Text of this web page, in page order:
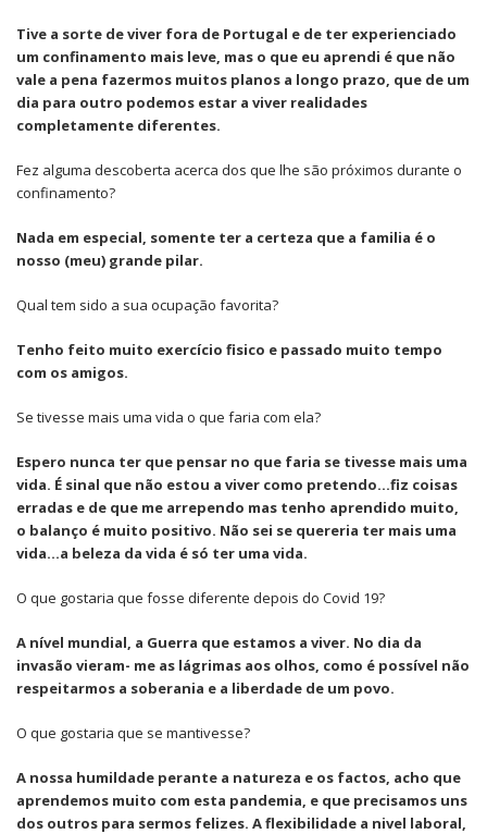
Tive a sorte de viver fora de Portugal e de ter experienciado
um confinamento mais leve, mas o que eu aprendi é que não
vale a pena fazermos muitos planos a longo prazo, que de um
dia para outro podemos estar a viver realidades
completamente diferentes.
Fez alguma descoberta acerca dos que lhe são próximos durante o
confinamento?
Nada em especial, somente ter a certeza que a familia é o
nosso (meu) grande pilar.
Qual tem sido a sua ocupação favorita?
Tenho feito muito exercício fisico e passado muito tempo
com os amigos.
Se tivesse mais uma vida o que faria com ela?
Espero nunca ter que pensar no que faria se tivesse mais uma
vida. É sinal que não estou a viver como pretendo…fiz coisas
erradas e de que me arrependo mas tenho aprendido muito,
o balanço é muito positivo. Não sei se quereria ter mais uma
vida…a beleza da vida é só ter uma vida.
O que gostaria que fosse diferente depois do Covid 19?
A nível mundial, a Guerra que estamos a viver. No dia da
invasão vieram- me as lágrimas aos olhos, como é possível não
respeitarmos a soberania e a liberdade de um povo.
O que gostaria que se mantivesse?
A nossa humildade perante a natureza e os factos, acho que
aprendemos muito com esta pandemia, e que precisamos uns
dos outros para sermos felizes. A flexibilidade a nivel laboral,